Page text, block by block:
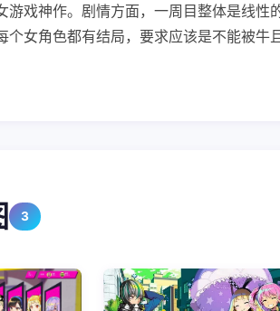
游戏神作。剧情方面，一周目整体是线
个女角色都有结局，要求应该是不能被牛
3